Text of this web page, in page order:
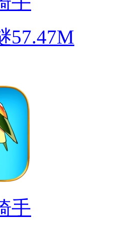
57.47M
手